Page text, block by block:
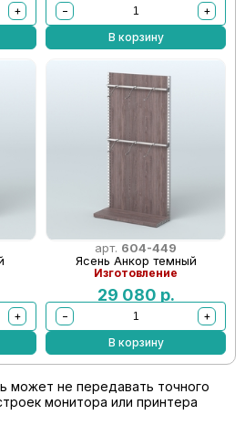
+
−
+
В корзину
+
арт. 604-449
Ясень Анкор темный
Изготовление
29 080 р.
−
+
В корзину
может не передавать точного
монитора или принтера